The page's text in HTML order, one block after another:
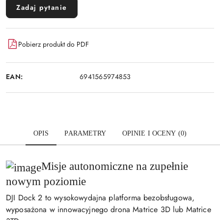
Zadaj pytanie
Pobierz produkt do PDF
EAN: 6941565974853
OPIS PARAMETRY OPINIE I OCENY (0)
Misje autonomiczne na zupełnie
nowym poziomie
DJI Dock 2 to wysokowydajna platforma bezobsługowa,
wyposażona w innowacyjnego drona Matrice 3D lub Matrice